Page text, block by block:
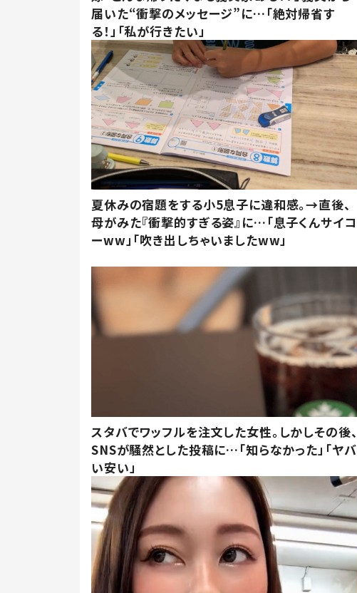
届いた“衝撃のメッセージ”に…「絶対帰省す
る！」「私が行きたい」
夏休みの宿題をする小5息子に違和感。→直後、
母がみた『衝撃的すぎる姿』に…「息子くんサイコ
ーww」「吹き出しちゃいましたww」
スタバでワッフルを注文した女性。しかしその後、
SNSが騒然とした投稿に…「知らなかった」「ヤバ
い安い」